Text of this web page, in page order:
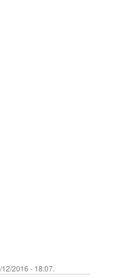
2016 - 18:07.